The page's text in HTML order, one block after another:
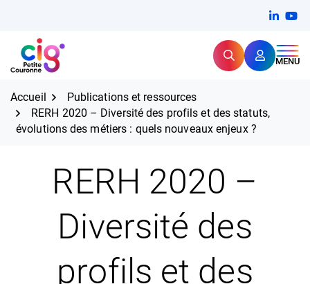
contenu
CIG Petite Couronne RechercherMENU
Expertise et proximité pour
Accueil
Publications et ressources
RERH 2020 – Diversité des profils et des statuts,
évolutions des métiers : quels nouveaux enjeux ?
RERH 2020 –
Diversité des
profils et des